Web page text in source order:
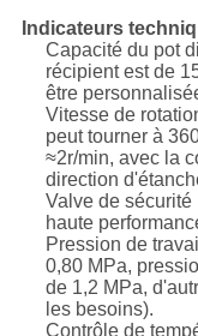
Indicateurs
Capacité du pot
récipient est de
être
Vitesse de
peut tourner à
≈2r/min, avec la
direction
Valve de
haute
Pression de
0,80 MPa,
de 1,2 MPa,
les besoins).
Contrôle de